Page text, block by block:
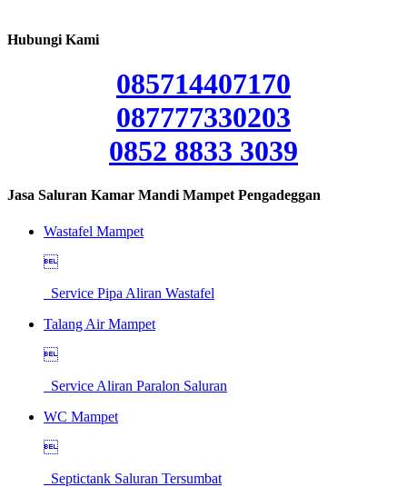
Hubungi Kami
085714407170
087777330203
0852 8833 3039
Jasa Saluran Kamar Mandi Mampet Pengadeggan
Wastafel Mampet

Service Pipa Aliran Wastafel
Talang Air Mampet

Service Aliran Paralon Saluran
WC Mampet

Septictank Saluran Tersumbat